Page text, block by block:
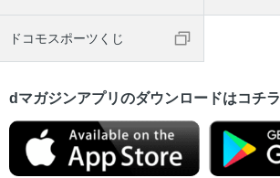
ドコモスポーツくじ
dマガジンアプリのダウンロードはコチラ